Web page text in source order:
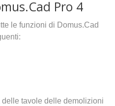
Pro 4
le funzioni di Domus.Cad
tavole delle demolizioni